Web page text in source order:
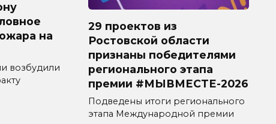
на
возбудили
29 проектов из
Ростовской области
признаны победителями
регионального этапа
премии #МЫВМЕСТЕ-2026
Подведены итоги регионального
этапа Международной премии